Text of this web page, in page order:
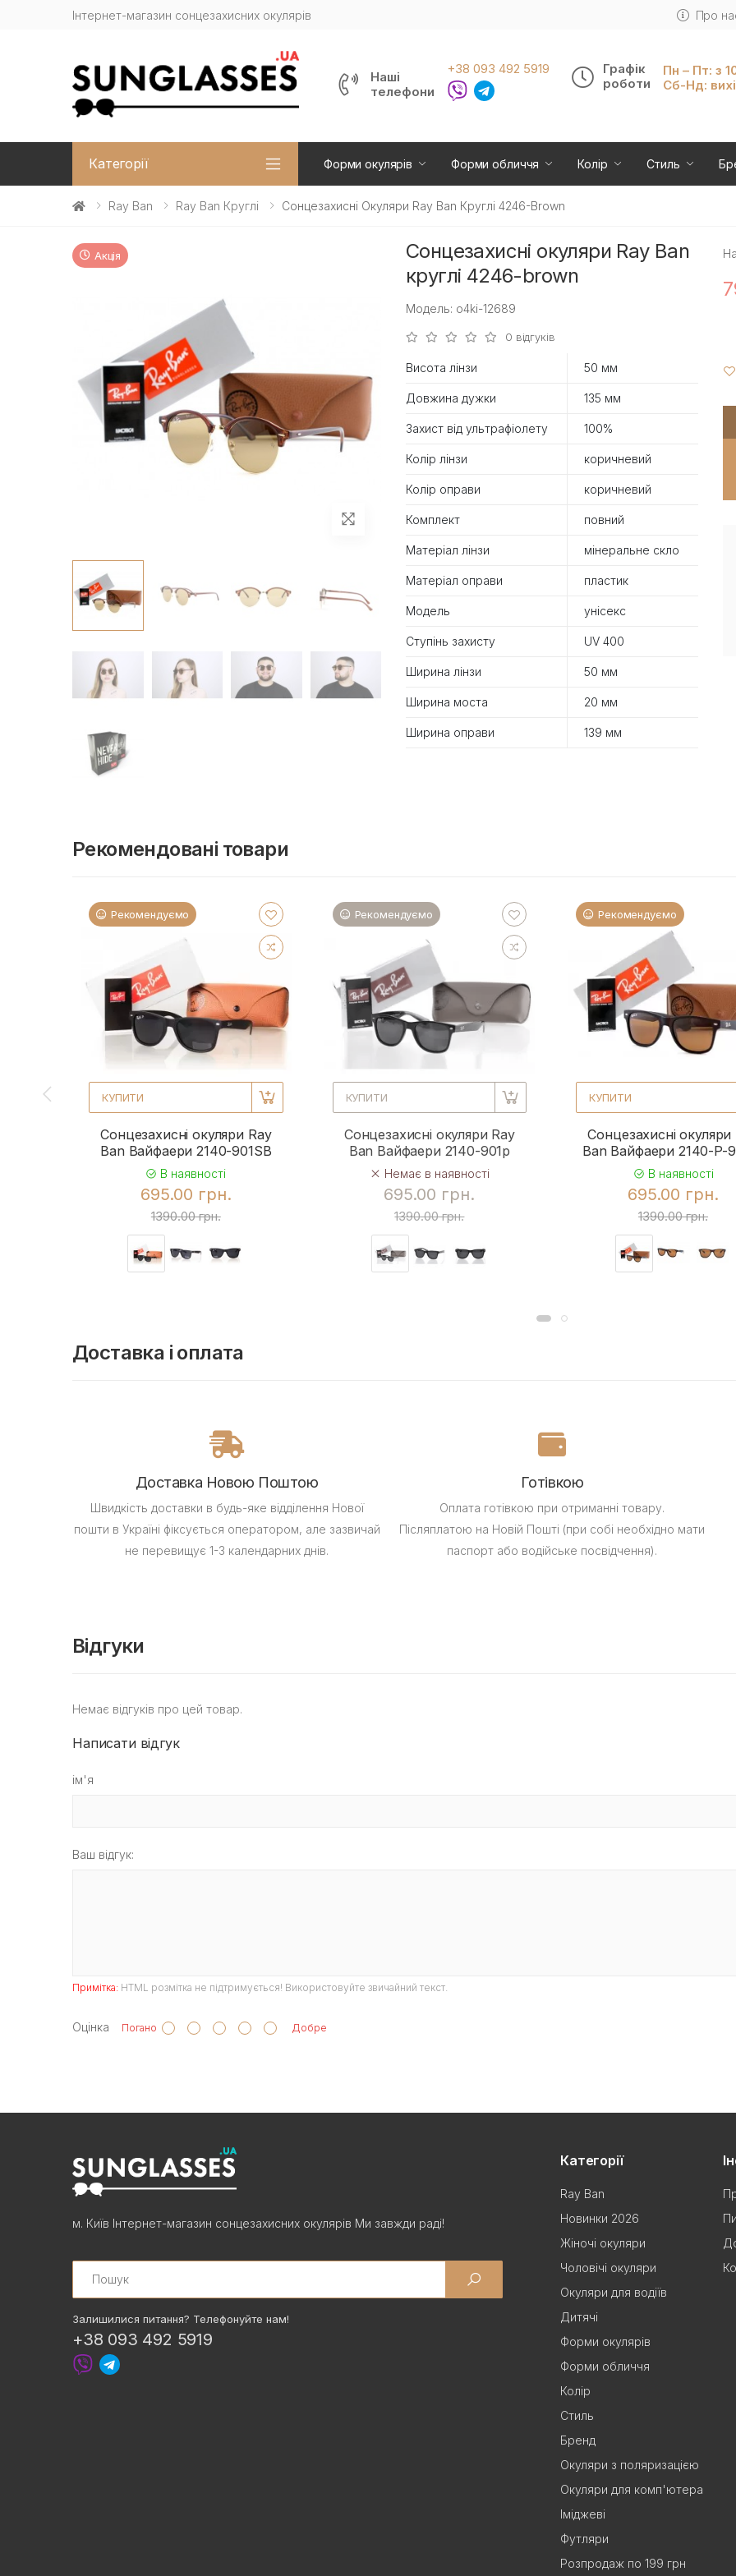
Інтернет-магазин сонцезахисних окулярів Про
Наші
телефони
+38 093 492 5919
Графік
роботи
Пн – Пт: з
Сб-Нд:
Категорії Форми окулярів Форми обличчя Колір Стиль
Ray Ban Ray Ban Круглі Сонцезахисні Окуляри Ray Ban Круглі 4246-Brown
Акція
Сонцезахисні окуляри Ray Ban
круглі 4246-brown
Модель: o4ki-12689
0 відгуків
Висота лінзи 50 мм
Довжина дужки 135 мм
Захист від ультрафіолету 100%
Колір лінзи коричневий
Колір оправи коричневий
Комплект повний
Матеріал лінзи мінеральне скло
Матеріал оправи пластик
Модель унісекс
Ступінь захисту UV 400
Ширина лінзи 50 мм
Ширина моста 20 мм
Ширина оправи 139 мм
Рекомендовані товари
Рекомендуємо
КУПИТИ
Сонцезахисні окуляри Ray
Ban Вайфаери 2140-901SB
В наявності
695.00 грн.
1390.00 грн.
Рекомендуємо
КУПИТИ
Сонцезахисні окуляри Ray
Ban Вайфаери 2140-901p
Немає в наявності
695.00 грн.
1390.00 грн.
Рекомендуємо
КУПИТИ
Сонцезахисні окуляри
Ban Вайфаери 2140-P-
В наявності
695.00 грн.
1390.00 грн.
Доставка і оплата
Доставка Новою Поштою
Швидкість доставки в будь-яке відділення Нової
пошти в Україні фіксується оператором, але зазвичай
не перевищує 1-3 календарних днів.
Готівкою
Оплата готівкою при отриманні товару.
Післяплатою на Новій Пошті (при собі необхідно мати
паспорт або водійське посвідчення).
Відгуки
Немає відгуків про цей товар.
Написати відгук
ім'я
Ваш відгук:
Примітка: HTML розмітка не підтримується! Використовуйте звичайний текст.
Оцінка Погано Добре
м. Київ Інтернет-магазин сонцезахисних окулярів Ми завжди раді!
Search
Залишилися питання? Телефонуйте нам!
+38 093 492 5919
Категорії
Ray Ban
Новинки 2026
Жіночі окуляри
Чоловічі окуляри
Окуляри для водіїв
Дитячі
Форми окулярів
Форми обличчя
Колір
Стиль
Бренд
Окуляри з поляризацією
Окуляри для комп'ютера
Іміджеві
Футляри
Розпродаж по 199 грн